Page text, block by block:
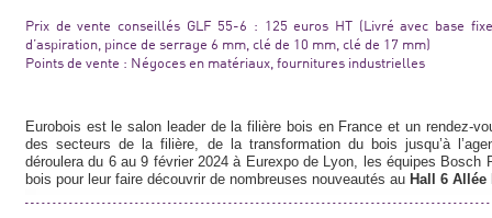
Prix de vente conseillés GLF 55-6 : 125 euros HT (Livré avec base
d’aspiration, pince de serrage 6 mm, clé de 10 mm, clé de 17 mm)
Points de vente : Négoces en matériaux, fournitures industrielles
Eurobois est le salon leader de la filière bois en France et un rendez-
des secteurs de la filière, de la transformation du bois jusqu’à
déroulera du 6 au 9 février 2024 à Eurexpo de Lyon, les équipes Bosch
bois pour leur faire découvrir de nombreuses nouveautés au Hall 6 Allée